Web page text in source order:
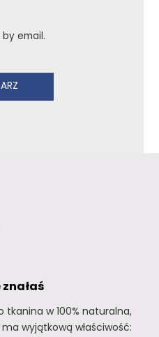
email.
tkanina w 100% naturalna,
ma wyjątkową właściwość: